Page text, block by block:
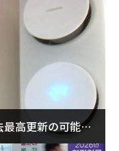
高更新の可能性